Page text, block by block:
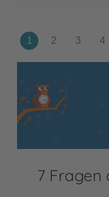
7 Fragen